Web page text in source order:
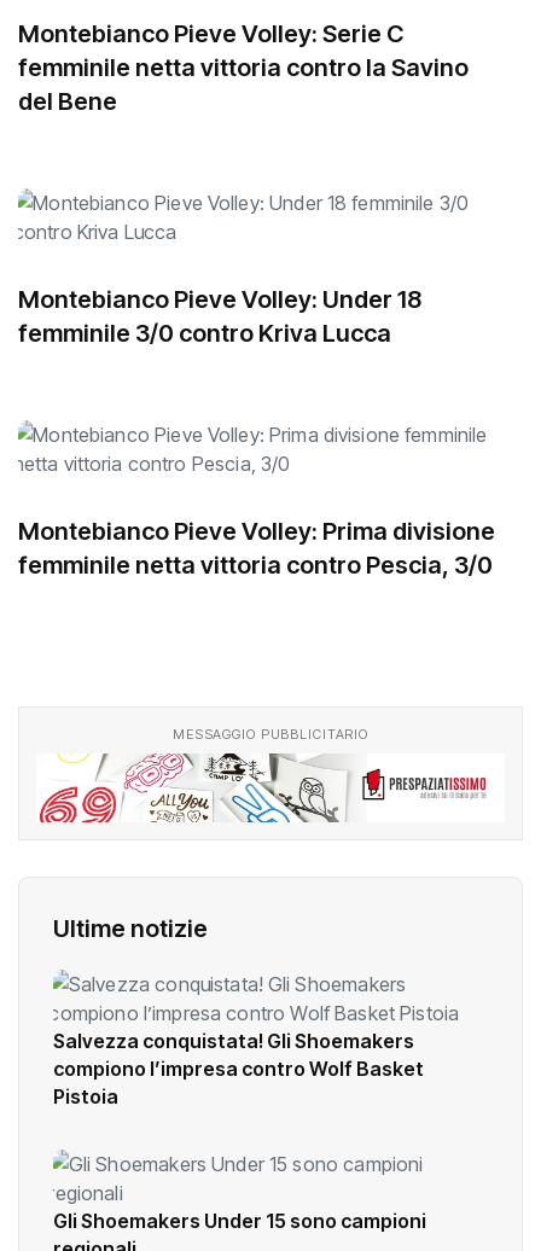
Montebianco Pieve Volley: Serie C
femminile netta vittoria contro la Savino
Montebianco Pieve Volley: Under 18
Montebianco Pieve Volley: Prima divisione
MESSAGGIO PUBBLICITARIO
Ultime notizie
Salvezza conquistata! Gli Shoemakers
compiono l’impresa contro Wolf Basket